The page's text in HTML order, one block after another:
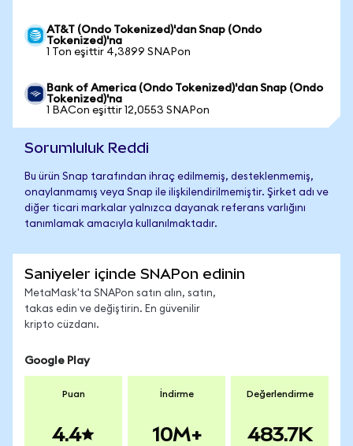
AT&T (Ondo Tokenized)'dan Snap (Ondo
Tokenized)'na
1 Ton eşittir 4,3899 SNAPon
Bank of America (Ondo Tokenized)'dan Snap (Ondo
Tokenized)'na
1 BACon eşittir 12,0553 SNAPon
Sorumluluk Reddi
Bu ürün Snap tarafından ihraç edilmemiş, desteklenmemiş,
onaylanmamış veya Snap ile ilişkilendirilmemiştir. Şirket adı ve
diğer ticari markalar yalnızca dayanak referans varlığını
tanımlamak amacıyla kullanılmaktadır.
Saniyeler içinde SNAPon edinin
MetaMask'ta SNAPon satın alın, satın,
takas edin ve değiştirin. En güvenilir
kripto cüzdanı.
Google Play
Puan
4.4
İndirme
10M+
Değerlendirme
483.7K